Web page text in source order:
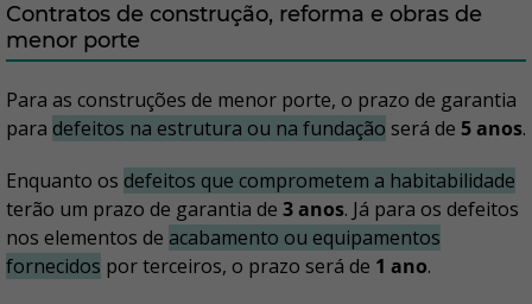
Contratos de construção, reforma e obras de
menor porte
Para as construções de menor porte, o prazo de garantia
para defeitos na estrutura ou na fundação será de 5 anos.
Enquanto os defeitos que comprometem a habitabilidade
terão um prazo de garantia de 3 anos. Já para os defeitos
nos elementos de acabamento ou equipamentos
fornecidos por terceiros, o prazo será de 1 ano.